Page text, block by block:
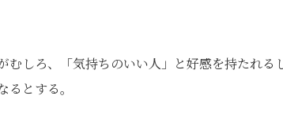
むしろ、「気持ちのいい人」と好感を持たれる
とする。